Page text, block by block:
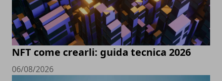
NFT come crearli: guida tecnica 2026
06/08/2026